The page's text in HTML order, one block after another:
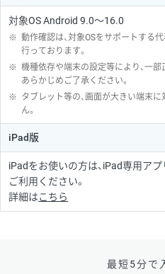
対象OS Android 9.0〜16.0
※ 動作確認は、対象OSをサポートする
行っております。
※ 機種依存や端末の設定等により、一
あらかじめご了承ください。
※ タブレット等の、画面が大きい端末
ん。
iPad版
iPadをお使いの方は、iPad専用アプ
ご利用ください。
詳細はこちら
最短5分で